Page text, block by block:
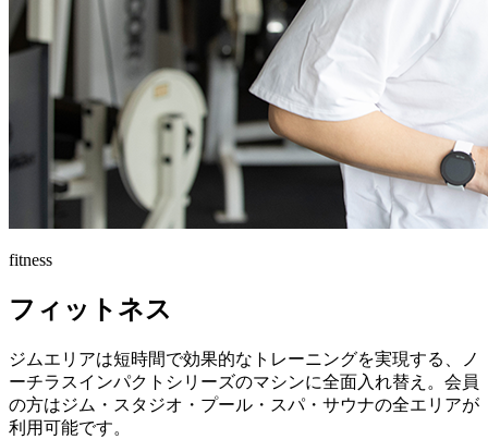
fitness
フィットネス
ジムエリアは短時間で効果的なトレーニングを実現する、ノ
ーチラスインパクトシリーズのマシンに全面入れ替え。会員
の方はジム・スタジオ・プール・スパ・サウナの全エリアが
利用可能です。